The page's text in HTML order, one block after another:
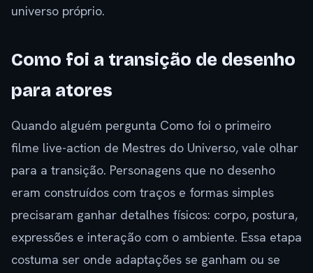
universo próprio.
Como foi a transição de desenho
para atores
Quando alguém pergunta Como foi o primeiro
filme live-action de Mestres do Universo, vale olhar
para a transição. Personagens que no desenho
eram construídos com traços e formas simples
precisaram ganhar detalhes físicos: corpo, postura,
expressões e interação com o ambiente. Essa etapa
costuma ser onde adaptações se ganham ou se